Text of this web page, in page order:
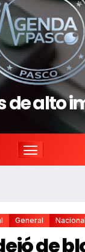
de alto
General
de